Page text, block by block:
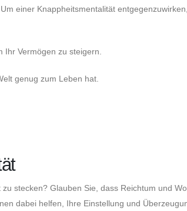
einer Knappheitsmentalität entgegenzuwirken,
Vermögen zu steigern.
genug zum Leben hat.
stecken? Glauben Sie, dass Reichtum und
dabei helfen, Ihre Einstellung und